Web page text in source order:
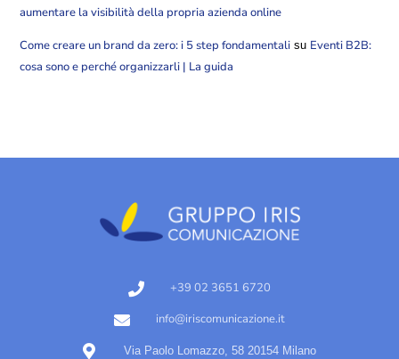
aumentare la visibilità della propria azienda online
Come creare un brand da zero: i 5 step fondamentali su Eventi B2B:
cosa sono e perché organizzarli | La guida
+39 02 3651 6720
info@iriscomunicazione.it
Via Paolo Lomazzo, 58 20154 Milano